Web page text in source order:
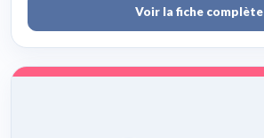
Voir la fiche complète